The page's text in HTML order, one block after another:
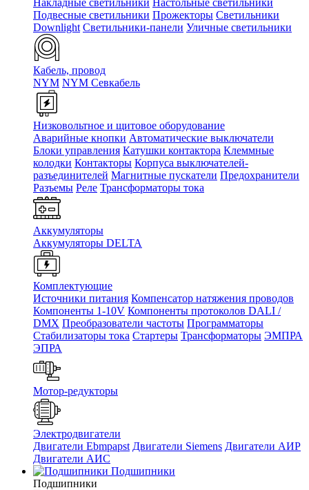
Накладные светильники Настольные светильники
Подвесные светильники Прожекторы Светильники
Downlight Светильники-панели Уличные светильники
Кабель, провод
NYM NYM Севкабель
Низковольтное и щитовое оборудование
Аварийные кнопки Автоматические выключатели
Блоки управления Катушки контактора Клеммные
колодки Контакторы Корпуса выключателей-
разъединителей Магнитные пускатели Предохранители
Разъемы Реле Трансформаторы тока
Аккумуляторы
Аккумуляторы DELTA
Комплектующие
Источники питания Компенсатор натяжения проводов
Компоненты 1-10V Компоненты протоколов DALI /
DMX Преобразователи частоты Программаторы
Стабилизаторы тока Стартеры Трансформаторы ЭМПРА
ЭПРА
Мотор-редукторы
Электродвигатели
Двигатели Ebmpapst Двигатели Siemens Двигатели АИР
Двигатели АИС
Подшипники
Подшипники